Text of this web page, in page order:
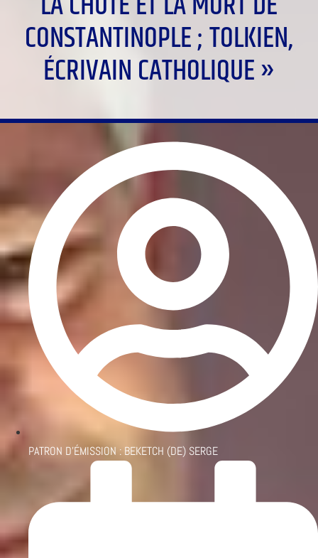
CONSTANTINOPLE ; TOLKIEN,
ÉCRIVAIN CATHOLIQUE »
PATRON D'ÉMISSION : BEKETCH (DE) SERGE